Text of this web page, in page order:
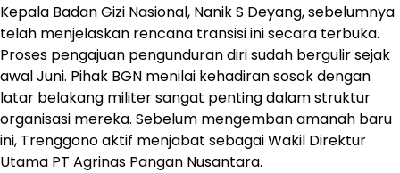
Kepala Badan Gizi Nasional, Nanik S Deyang, sebelumnya
telah menjelaskan rencana transisi ini secara terbuka.
Proses pengajuan pengunduran diri sudah bergulir sejak
awal Juni. Pihak BGN menilai kehadiran sosok dengan
latar belakang militer sangat penting dalam struktur
organisasi mereka. Sebelum mengemban amanah baru
ini, Trenggono aktif menjabat sebagai Wakil Direktur
Utama PT Agrinas Pangan Nusantara.